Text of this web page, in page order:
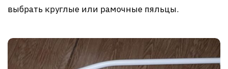
выбрать круглые или рамочные пяльцы.